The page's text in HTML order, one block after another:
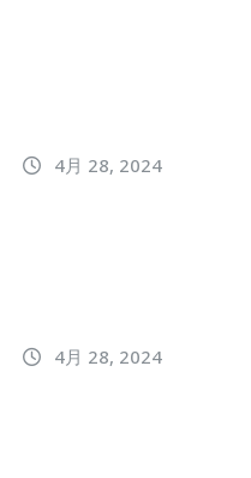
4月 28, 2024
4月 28, 2024